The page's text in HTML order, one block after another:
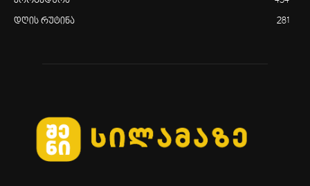
დღის რუტინა 281